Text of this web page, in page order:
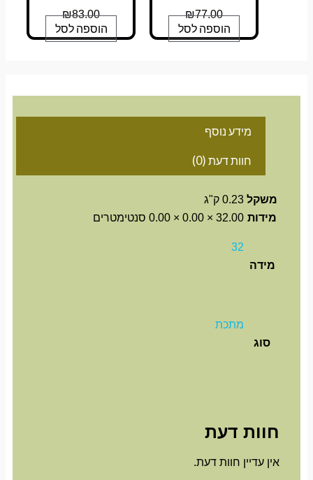
₪77.00
הוספה לסל
₪83.00
הוספה לסל
מידע נוסף
חוות דעת (0)
משקל 0.23 ק"ג
מידות 32.00 × 0.00 × 0.00 סנטימטרים
מידה
סוג
מתכת
חוות דעת
אין עדיין חוות דעת.